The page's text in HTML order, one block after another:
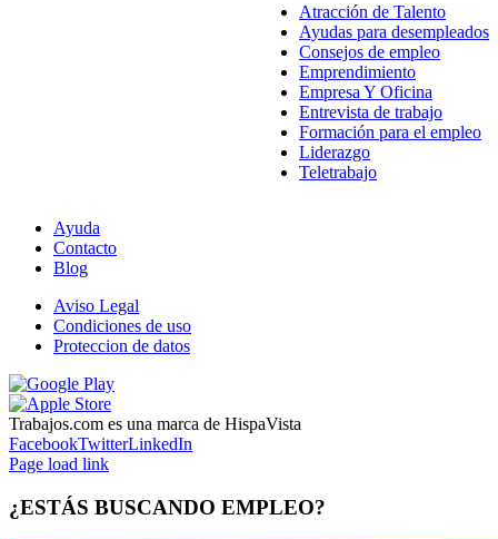
Atracción de Talento
Ayudas para desempleados
Consejos de empleo
Emprendimiento
Empresa Y Oficina
Entrevista de trabajo
Formación para el empleo
Liderazgo
Teletrabajo
Ayuda
Contacto
Blog
Aviso Legal
Condiciones de uso
Proteccion de datos
Trabajos.com es una marca de HispaVista
FacebookTwitterLinkedIn
Page load link
¿ESTÁS BUSCANDO EMPLEO?